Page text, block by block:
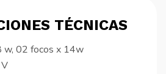
TÉCNICAS
w, 02 focos x 14w